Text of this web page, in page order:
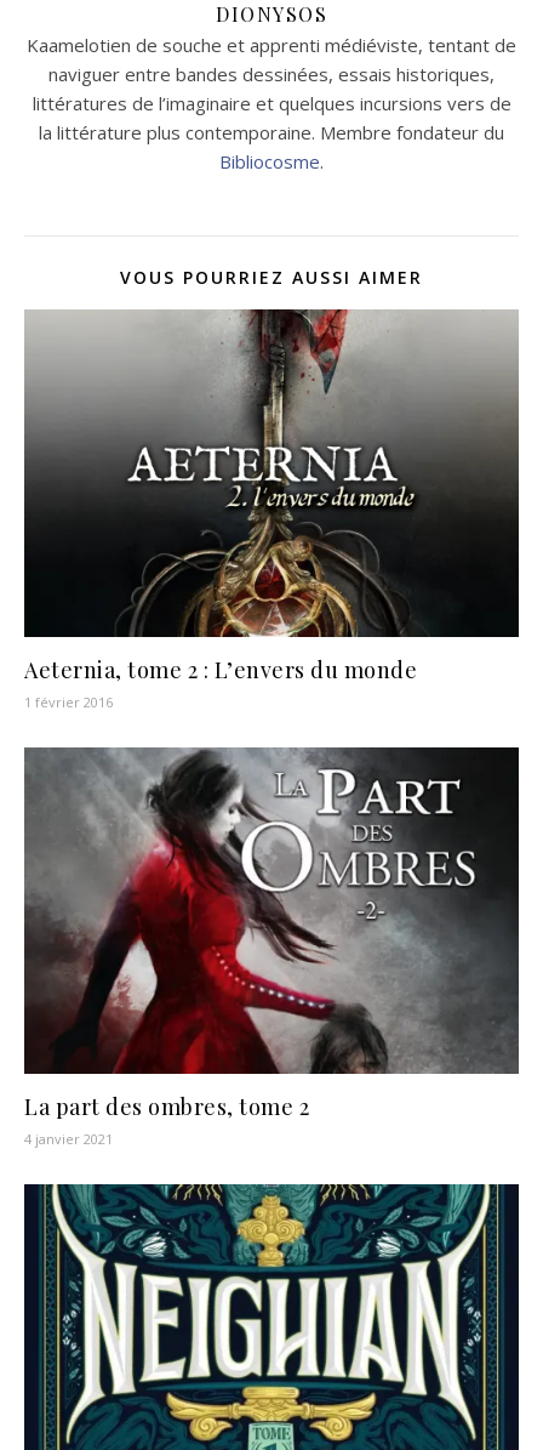
DIONYSOS
Kaamelotien de souche et apprenti médiéviste, tentant de
naviguer entre bandes dessinées, essais historiques,
littératures de l’imaginaire et quelques incursions vers de
la littérature plus contemporaine. Membre fondateur du
Bibliocosme.
VOUS POURRIEZ AUSSI AIMER
Aeternia, tome 2 : L’envers du monde
1 février 2016
La part des ombres, tome 2
4 janvier 2021